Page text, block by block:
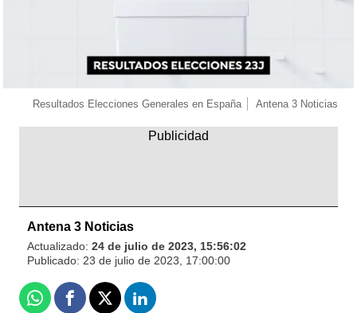
Resultados Elecciones Generales en España Antena 3 Noticias
Antena 3 Noticias
Actualizado: 24 de julio de 2023, 15:56:02
Publicado: 23 de julio de 2023, 17:00:00
WhatsappFacebook
X Linkedin